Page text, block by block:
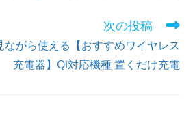
次の投稿
がら使える【おすすめワイヤレス
充電器】Qi対応機種 置くだけ充電